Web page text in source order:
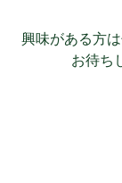
興味がある方
お待ち